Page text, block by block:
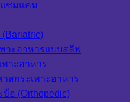
ซมแคม
าะอาหารแบบสลีฟ
าะอาหาร
สกระเพาะอาหาร
อ (Orthopedic)